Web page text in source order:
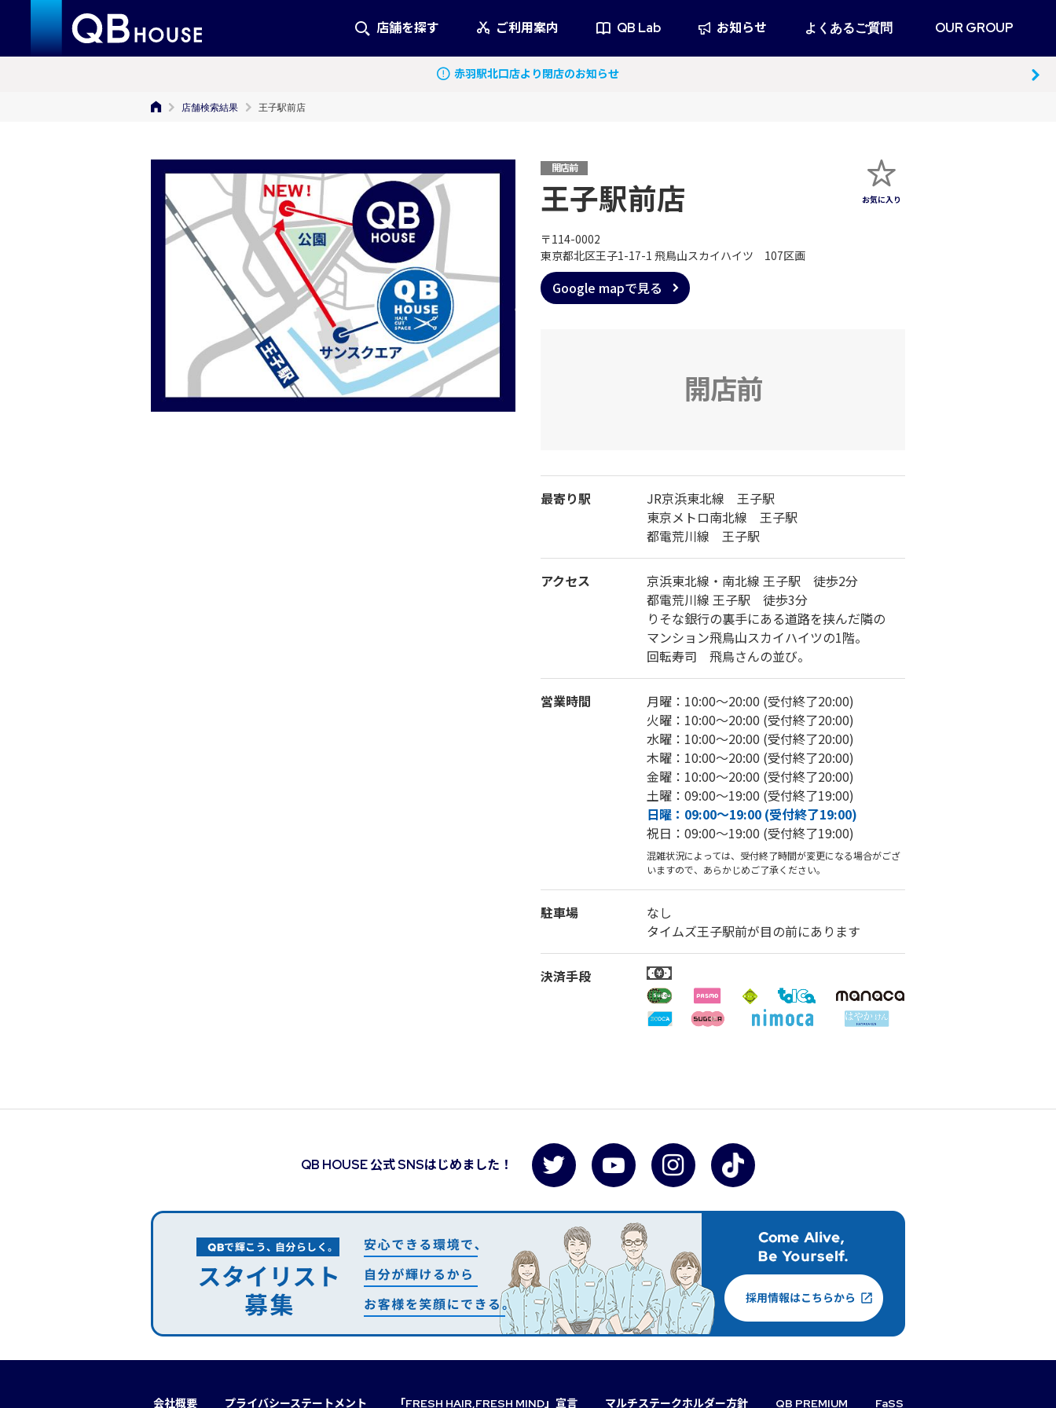
店舗を探す ご利用案内 QB Lab お知らせ よくあるご質問 OUR GROUP
赤羽駅北口店より閉店のお知らせ
赤羽駅北口店より閉店のお知らせ
店舗検索結果 王子駅前店
開店前
王子駅前店
〒114-0002
東京都北区王子1-17-1 飛鳥山スカイハイツ 107区画
Google mapで見る
開店前
最寄り駅
JR京浜東北線 王子駅
東京メトロ南北線 王子駅
都電荒川線 王子駅
アクセス
京浜東北線・南北線 王子駅 徒歩2分
都電荒川線 王子駅 徒歩3分
りそな銀行の裏手にある道路を挟んだ隣の
マンション飛鳥山スカイハイツの1階。
回転寿司 飛鳥さんの並び。
営業時間
月曜：10:00～20:00 (受付終了20:00)
火曜：10:00～20:00 (受付終了20:00)
水曜：10:00～20:00 (受付終了20:00)
木曜：10:00～20:00 (受付終了20:00)
金曜：10:00～20:00 (受付終了20:00)
土曜：09:00～19:00 (受付終了19:00)
日曜：09:00～19:00 (受付終了19:00)
祝日：09:00～19:00 (受付終了19:00)
混雑状況によっては、受付終了時間が変更になる場合がござ
いますので、あらかじめご了承ください。
駐車場
なし
タイムズ王子駅前が目の前にあります
決済手段
QB HOUSE 公式 SNSはじめました！
会社概要 プライバシーステートメント 「FRESH HAIR,FRESH MIND」宣言 マルチステークホルダー方針 QB PREMIUM FaSS